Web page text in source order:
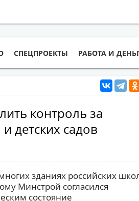
СПЕЦПРОЕКТЫ РАБОТА И
контроль за
детских садов
зданиях российских
Минстрой согласился
состояние